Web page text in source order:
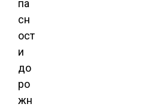
па
сн
ост
и
до
ро
жн